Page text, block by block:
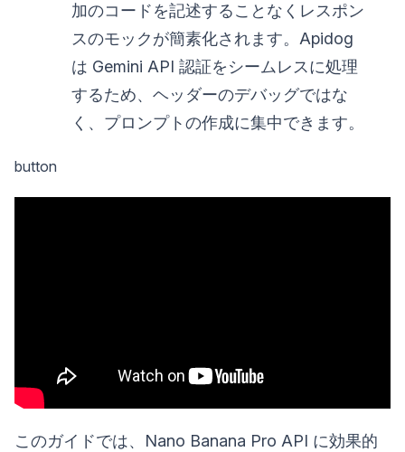
加のコードを記述することなくレスポン
スのモックが簡素化されます。Apidog
は Gemini API 認証をシームレスに処理
するため、ヘッダーのデバッグではな
く、プロンプトの作成に集中できます。
button
このガイドでは、Nano Banana Pro API に効果的